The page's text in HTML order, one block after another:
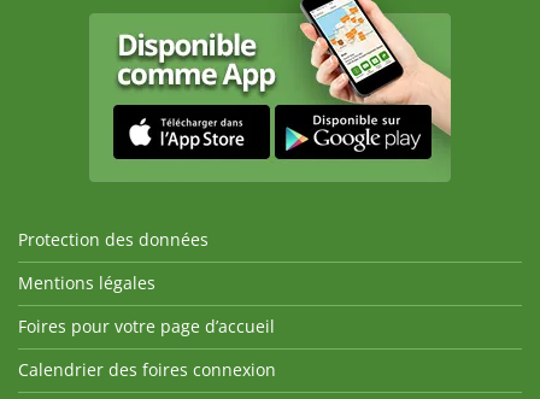
Protection des données
Mentions légales
Foires pour votre page d’accueil
Calendrier des foires connexion